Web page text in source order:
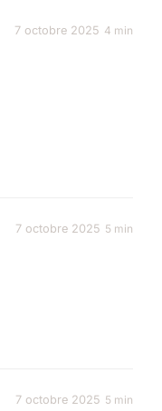
7 octobre 2025 4 min
7 octobre 2025 5 min
7 octobre 2025 5 min